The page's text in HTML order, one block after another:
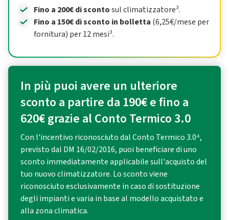
Fino a 200€ di scontosul climatizzatore³.
Fino a 150€ di sconto in bolletta (6,25€/mese per
fornitura) per 12 mesi³.
In più puoi avere un ulteriore
sconto a partire da 190€ e fino a
620€ grazie al Conto Termico 3.0
Con l'incentivo riconosciuto dal Conto Termico 3.0⁴,
previsto dal DM 16/02/2016, puoi beneficiare di uno
sconto immediatamente applicabile sull'acquisto del
tuo nuovo climatizzatore. Lo sconto viene
riconosciuto esclusivamente in caso di sostituzione
degli impianti e varia in base al modello acquistato e
alla zona climatica.